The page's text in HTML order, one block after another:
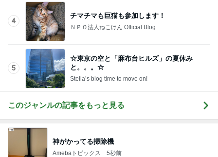
5
☆東京の空と「麻布台ヒルズ」の夏休み
と。。。☆
Stella’s blog time to move on!
このジャンルの記事をもっと見る
Amebaトピックス 5秒前
夜の塾の面談で遅くなる帰り道
Amebaトピックス 1日前